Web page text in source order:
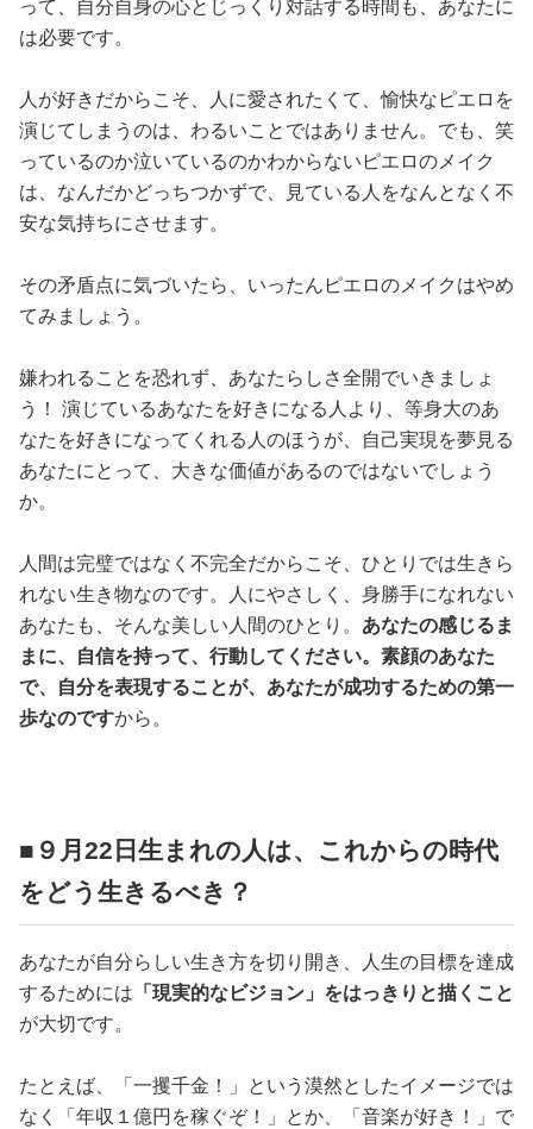
って、自分自身の心とじっくり対話する時間も、あなたに
は必要です。
人が好きだからこそ、人に愛されたくて、愉快なピエロを
演じてしまうのは、わるいことではありません。でも、笑
っているのか泣いているのかわからないピエロのメイク
は、なんだかどっちつかずで、見ている人をなんとなく不
安な気持ちにさせます。
その矛盾点に気づいたら、いったんピエロのメイクはやめ
てみましょう。
嫌われることを恐れず、あなたらしさ全開でいきましょ
う！ 演じているあなたを好きになる人より、等身大のあ
なたを好きになってくれる人のほうが、自己実現を夢見る
あなたにとって、大きな価値があるのではないでしょう
か。
人間は完璧ではなく不完全だからこそ、ひとりでは生きら
れない生き物なのです。人にやさしく、身勝手になれない
あなたも、そんな美しい人間のひとり。 あなたの感じるま
まに、自信を持って、行動してください。素顔のあなた
で、自分を表現することが、あなたが成功するための第一
歩なのですから。
■９月22日生まれの人は、これからの時代
をどう生きるべき？
あなたが自分らしい生き方を切り開き、人生の目標を達成
するためには 「現実的なビジョン」をはっきりと描くこと
が大切です。
たとえば、「一攫千金！」という漠然としたイメージでは
なく「年収１億円を稼ぐぞ！」とか、「音楽が好き！」で